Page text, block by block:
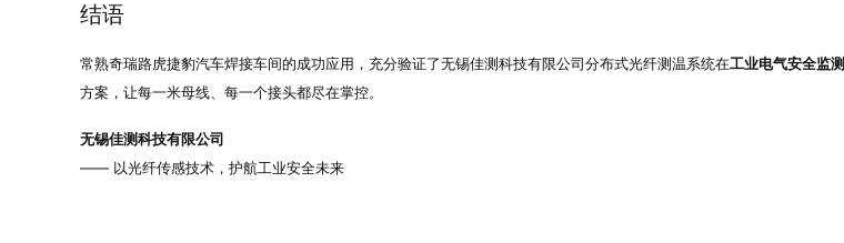
结语
常熟奇瑞路虎捷豹汽车焊接车间的成功应用，充分验证了无锡佳测科技有限公司分布式光纤测温系统在工业电气安全监测
方案，让每一米母线、每一个接头都尽在掌控。
无锡佳测科技有限公司
—— 以光纤传感技术，护航工业安全未来